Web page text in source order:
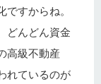
すからね。
どんどん資金
高級不動産
れているのが